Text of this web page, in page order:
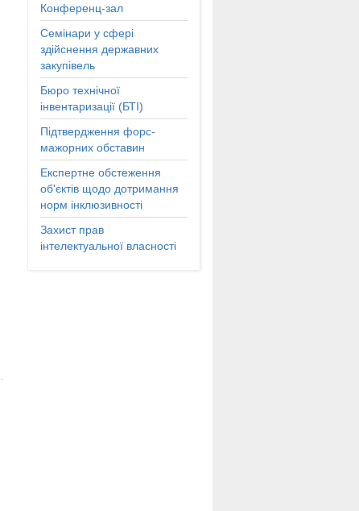
Конференц-зал
Семінари у сфері
здійснення державних
закупівель
Бюро технічної
інвентаризації (БТІ)
Підтвердження форс-
мажорних обставин
Експертне обстеження
об'єктів щодо дотримання
норм інклюзивності
Захист прав
інтелектуальної власності